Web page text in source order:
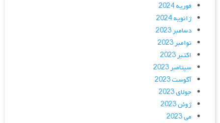
فوریه 2024
ژانویه 2024
دسامبر 2023
نوامبر 2023
اکتبر 2023
سپتامبر 2023
آگوست 2023
جولای 2023
ژوئن 2023
می 2023